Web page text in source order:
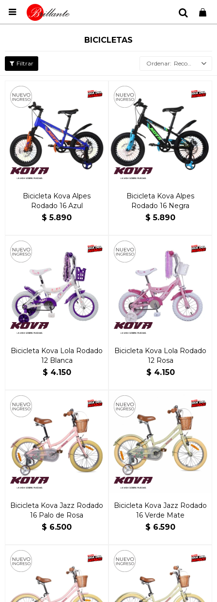

BICICLETAS
Recomendados
Bicicleta Kova Alpes
Rodado 16 Azul
$ 5.890
Bicicleta Kova Alpes
Rodado 16 Negra
$ 5.890
Bicicleta Kova Lola Rodado
12 Blanca
$ 4.150
Bicicleta Kova Lola Rodado
12 Rosa
$ 4.150
Bicicleta Kova Jazz Rodado
16 Palo de Rosa
$ 6.500
Bicicleta Kova Jazz Rodado
16 Verde Mate
$ 6.590